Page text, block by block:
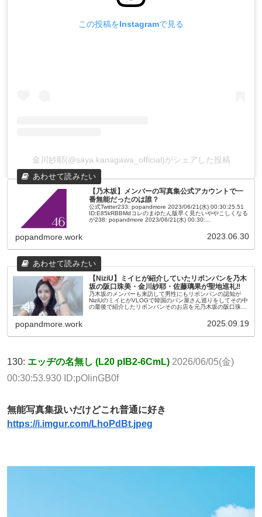
この投稿をInstagramで見る
金川紗耶(@saya.kanagawa_official)がシェアした投稿
【乃木坂】メンバーの写真集公式アカウントで一
番無能だったのは誰？
公式Twitter233: popandmore 2023/06/21(水) 00:30:25.51
ID:E85kRBBMdコレのまゆたん版早く見たいややこしくなる
が238: popandmore 2023/06/21(水) 00:30:...
popandmore.work 2023.06.30
【NiziU】ミイヒが紹介していたリボンパンを乃木
坂の阪口珠美・金川紗耶・佐藤璃果が聖地巡礼‼
乃木坂のメンバーも来訪して男性にもリボンパンの認知が
NiziUのミイヒがVLOGで韓国のパン屋さん巡りをしてその中
の最後で紹介したリボンパンそのお店を元乃木坂の阪口珠美
popandmore.work 2025.09.19
130: エッヂの名無し (L20 pIB2-6CmL) 2026/06/05(金)
00:30:53.930 ID:pOlinGB0f
無能写真集扱いだけどこれ普通に好き
https://i.imgur.com/LhoPdBt.jpeg